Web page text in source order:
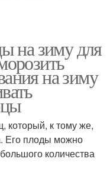
на зиму для
на зиму
который, к тому же,
Его плоды можно
количества